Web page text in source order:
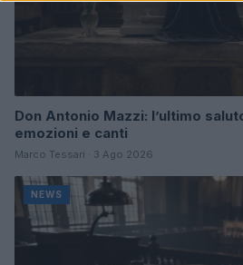
Don Antonio Mazzi: l’ultimo
emozioni e canti
Marco Tessari · 3 Ago 2026
NEWS